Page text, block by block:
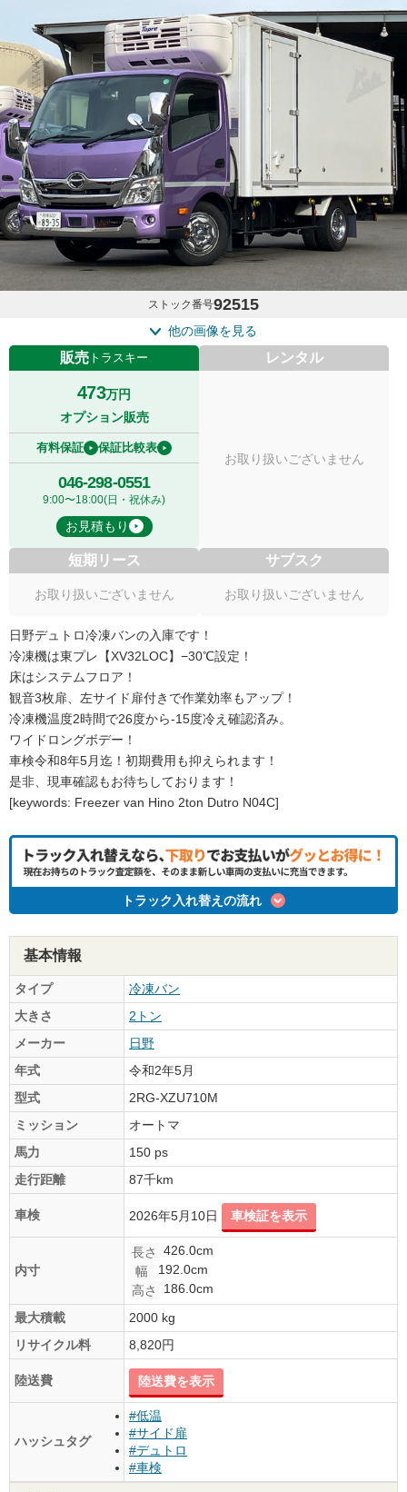
ストック番号92515
他の画像を見る
販売 トラスキー
473万円
オプション販売
有料保証 保証比較表
046-298-0551
9:00〜18:00(日・祝休み)
お見積もり
レンタル
お取り扱いございません
短期リース
お取り扱いございません
サブスク
お取り扱いございません
日野デュトロ冷凍バンの入庫です！
冷凍機は東プレ【XV32LOC】−30℃設定！
床はシステムフロア！
観音3枚扉、左サイド扉付きで作業効率もアップ！
冷凍機温度2時間で26度から-15度冷え確認済み。
ワイドロングボデー！
車検令和8年5月迄！初期費用も抑えられます！
是非、現車確認もお待ちしております！
[keywords: Freezer van Hino 2ton Dutro N04C]
トラック入れ替えの流れ
基本情報
タイプ
冷凍バン
大きさ
2トン
メーカー
日野
年式
令和2年5月
型式
2RG-XZU710M
ミッション
オートマ
馬力
150 ps
走行距離
87千km
車検 2026年5月10日 車検証を表示
内寸
長さ
426.0cm
幅
192.0cm
高さ
186.0cm
最大積載
2000 kg
リサイクル料
8,820円
陸送費 陸送費を表示
ハッシュタグ
#低温
#サイド扉
#デュトロ
#車検